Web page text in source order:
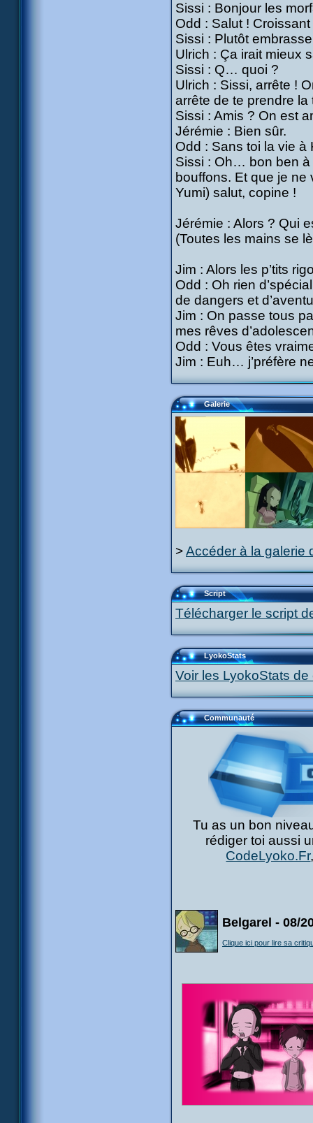
Sissi : Bonjour les
Odd : Salut ! Croissant
Sissi : Plutôt
Ulrich : Ça irait mieux
Sissi : Q… quoi ?
Ulrich : Sissi, arrête !
arrête de te prendre la
Sissi : Amis ? On est
Jérémie : Bien sûr.
Odd : Sans toi la vie à
Sissi : Oh… bon ben à
bouffons. Et que je
Yumi) salut, copine !
Jérémie : Alors ? Qui
(Toutes les mains se
Jim : Alors les p’tits
Odd : Oh rien
de dangers et
Jim : On passe tous
mes rêves
Odd : Vous êtes
Jim : Euh… j’préfère
Galerie
>Accéder à la galerie
Script
Télécharger le script
LyokoStats
Voir les LyokoStats
Communauté
Tu as un bon
rédiger toi aussi
CodeLyoko.Fr
Belgarel - 08/
Clique ici pour lire sa